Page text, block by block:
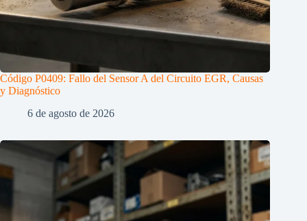
Código P0409: Fallo del Sensor A del Circuito EGR, Causas
y Diagnóstico
6 de agosto de 2026